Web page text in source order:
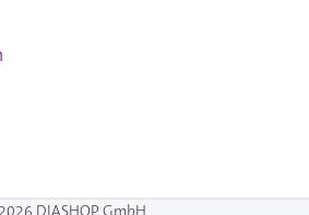
DIASHOP GmbH